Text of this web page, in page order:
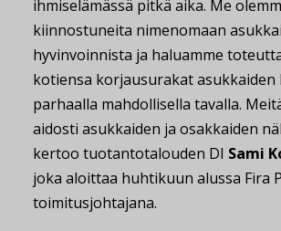
ihmiselämässä pitkä aika. Me
kiinnostuneita nimenomaan
hyvinvoinnista ja haluamme
kotiensa korjausurakat asukkaiden
parhaalla mahdollisella tavalla.
aidosti asukkaiden ja osakkaiden
kertoo tuotantotalouden DI Sami
joka aloittaa huhtikuun alussa Fira
toimitusjohtajana.